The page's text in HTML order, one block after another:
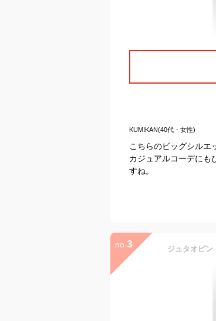
KUMIKAN(40代・女性)
こちらのビッグシルエ
カジュアルコーデにも
すね。
no. 3